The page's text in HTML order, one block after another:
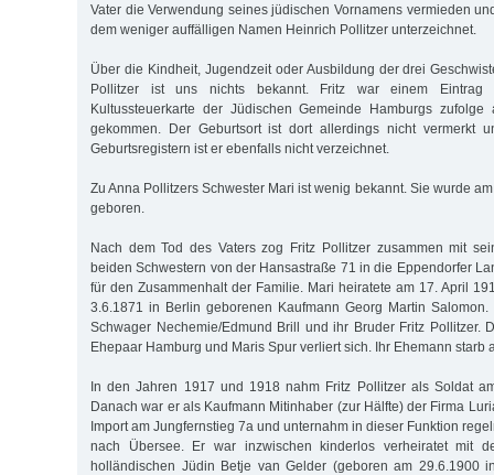
Vater die Verwendung seines jüdischen Vornamens vermieden
dem weniger auffälligen Namen Heinrich Pollitzer unterzeichnet.
Über die Kindheit, Jugendzeit oder Ausbildung der drei
Pollitzer ist uns nichts bekannt. Fritz war einem Eintrag
Kultussteuerkarte der Jüdischen Gemeinde Hamburgs
gekommen. Der Geburtsort ist dort allerdings nicht vermerkt
Geburtsregistern ist er ebenfalls nicht verzeichnet.
Zu Anna Pollitzers Schwester Mari ist wenig bekannt. Sie wurde
geboren.
Nach dem Tod des Vaters zog Fritz Pollitzer zusammen mit
beiden Schwestern von der Hansastraße 71 in die Eppendorfer
für den Zusammenhalt der Familie. Mari heiratete am 17. April
3.6.1871 in Berlin geborenen Kaufmann Georg Martin
Schwager Nechemie/Edmund Brill und ihr Bruder Fritz Pollitzer.
Ehepaar Hamburg und Maris Spur verliert sich. Ihr Ehemann starb
In den Jahren 1917 und 1918 nahm Fritz Pollitzer als Soldat
Danach war er als Kaufmann Mitinhaber (zur Hälfte) der Firma
Import am Jungfernstieg 7a und unternahm in dieser Funktion
nach Übersee. Er war inzwischen kinderlos verheiratet mit
holländischen Jüdin Betje van Gelder (geboren am 29.6.1900